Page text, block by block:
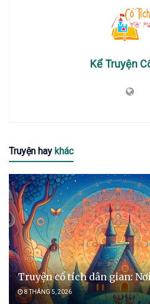
Kể Truyện
Truyện hay khác
Truyện cổ tích dân gian:
8 THÁNG 5, 2026